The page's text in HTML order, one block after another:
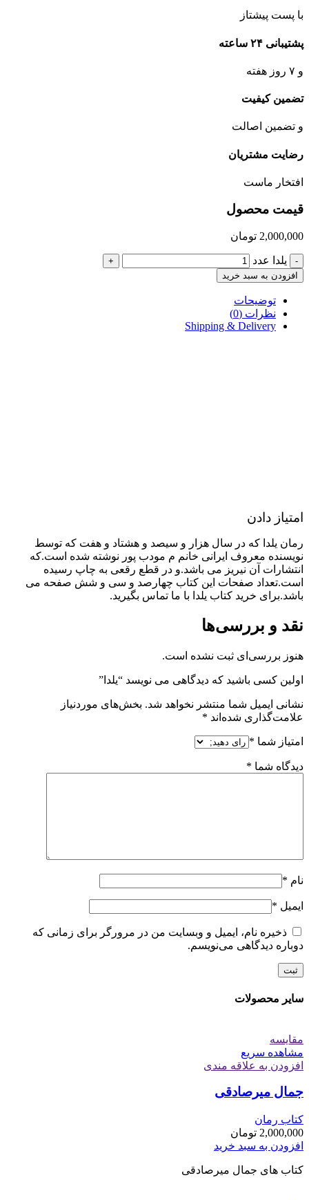
با پست پیشتاز
پشتیبانی ۲۴ ساعته
و ۷ روز هفته
تضمین کیفیت
و تضمین اصالت
رضایت مشتریان
افتخار ماست
قیمت محصول
2,000,000 تومان
- یلدا عدد
+
افزودن به سبد خرید
توضیحات
نظرات (0)
Shipping & Delivery
امتیاز دادن
رمان یلدا که در سال هزار و سیصد و هشتاد و هفت که توسط
نویسنده معروف ایرانی خانم م مودب پور نوشته شده است.که
انتشارات آن نیریز می باشد.و در قطع رقعی به چاپ رسیده
است.تعداد صفحات این کتاب چهارصد و سی و شش صفحه می
باشد.برای خرید کتاب یلدا با ما تماس بگیرید.
نقد و بررسی‌ها
هنوز بررسی‌ای ثبت نشده است.
اولین کسی باشید که دیدگاهی می نویسد “یلدا”
نشانی ایمیل شما منتشر نخواهد شد. بخش‌های موردنیاز
علامت‌گذاری شده‌اند *
امتیاز شما *
دیدگاه شما *
نام *
ایمیل *
ذخیره نام، ایمیل و وبسایت من در مرورگر برای زمانی که
دوباره دیدگاهی می‌نویسم.
سایر محصولات
مقایسه
مشاهده سریع
افزودن به علاقه مندی
جمال میرصادقی
کتاب رمان
2,000,000 تومان
افزودن به سبد خرید
کتاب های جمال میرصادقی